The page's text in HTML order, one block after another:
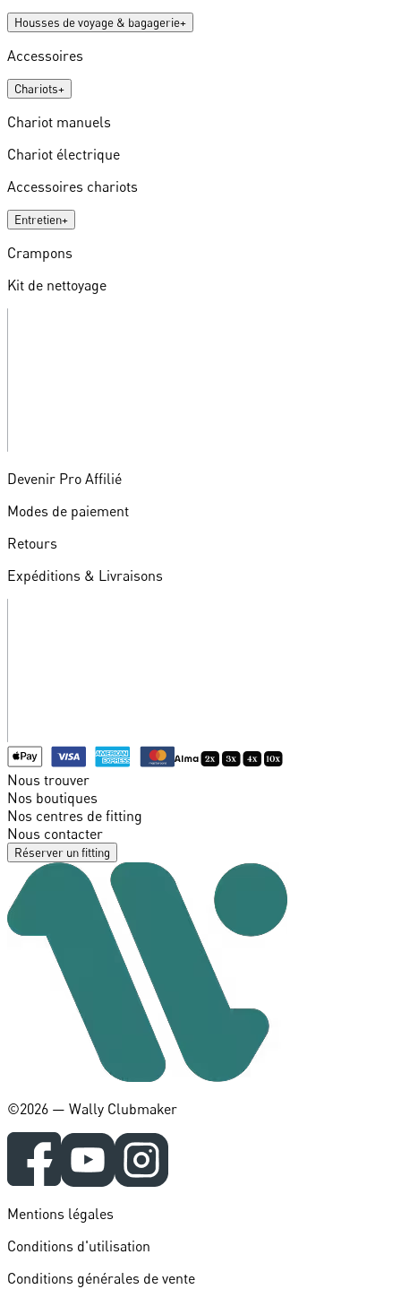
Housses de voyage & bagagerie+
Accessoires
Chariots+
Chariot manuels
Chariot électrique
Accessoires chariots
Entretien+
Crampons
Kit de nettoyage
Devenir Pro Affilié
Modes de paiement
Retours
Expéditions & Livraisons
Nous trouver
Nos boutiques
Nos centres de fitting
Nous contacter
Réserver un fitting
©️2026 — Wally Clubmaker
Mentions légales
Conditions d'utilisation
Conditions générales de vente